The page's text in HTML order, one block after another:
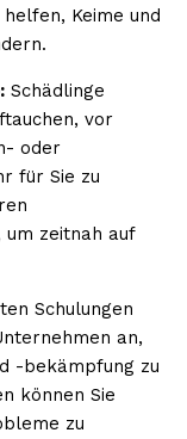
Keime und
Schädlinge
vor
oder
für Sie zu
um zeitnah auf
Schulungen
an,
-bekämpfung zu
können Sie
zu